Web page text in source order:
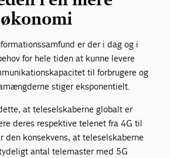
er der i dag og i
for hele tiden at kunne levere
til forbrugere og
stiger eksponentielt.
at teleselskaberne globalt er
deres respektive telenet fra 4G til
den konsekvens, at teleselskaberne
antal telemaster med 5G